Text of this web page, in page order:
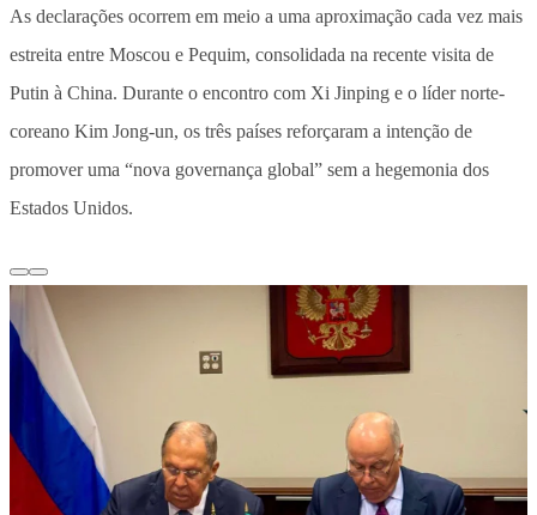
As declarações ocorrem em meio a uma aproximação cada vez mais
estreita entre Moscou e Pequim, consolidada na recente visita de
Putin à China. Durante o encontro com Xi Jinping e o líder norte-
coreano Kim Jong-un, os três países reforçaram a intenção de
promover uma “nova governança global” sem a hegemonia dos
Estados Unidos.